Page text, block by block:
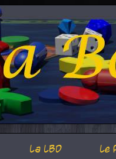
La LBD Le